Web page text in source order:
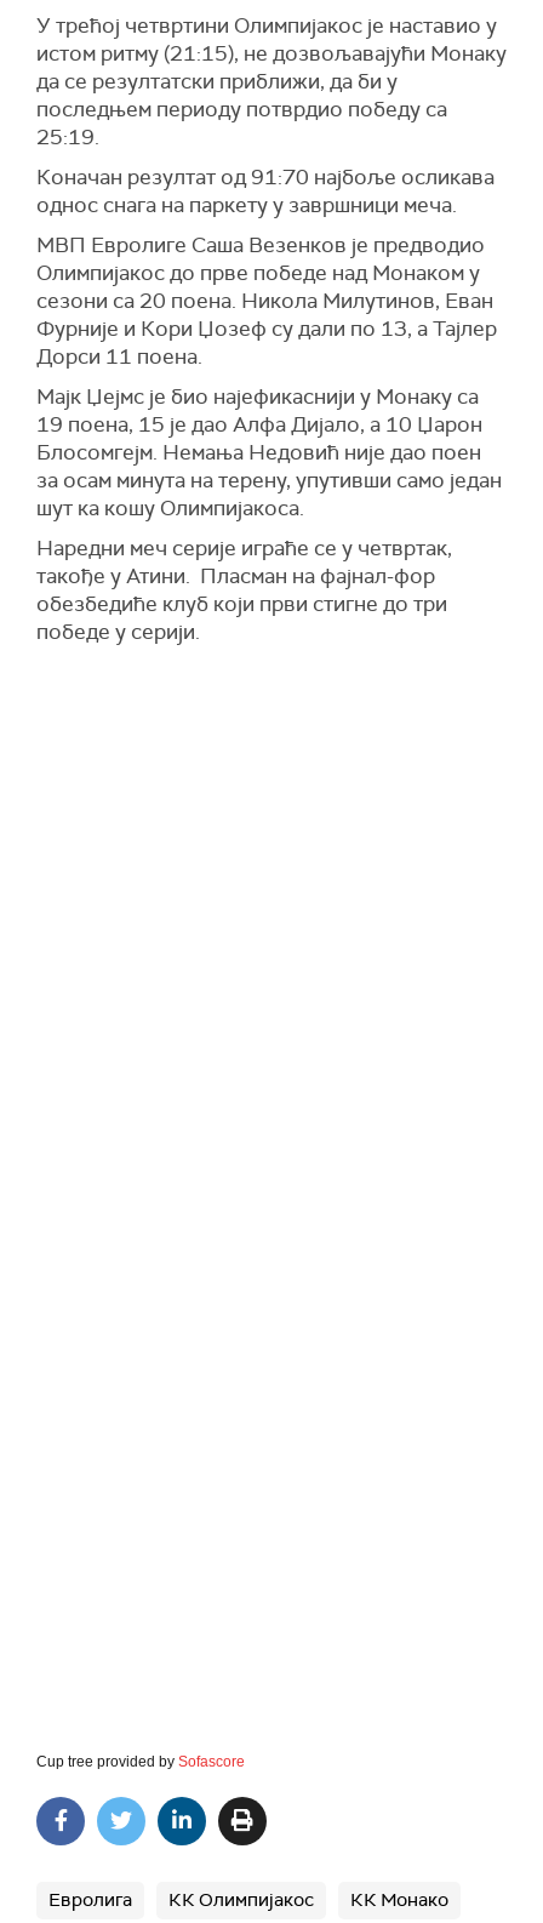
У трећој четвртини Олимпијакос је наставио у
истом ритму (21:15), не дозвољавајући Монаку
да се резултатски приближи, да би у
последњем периоду потврдио победу са
25:19.
Коначан резултат од 91:70 најбоље осликава
однос снага на паркету у завршници меча.
МВП Евролиге Саша Везенков је предводио
Олимпијакос до прве победе над Монаком у
сезони са 20 поена. Никола Милутинов, Еван
Фурније и Кори Џозеф су дали по 13, а Тајлер
Дорси 11 поена.
Мајк Џејмс је био најефикаснији у Монаку са
19 поена, 15 је дао Алфа Дијало, а 10 Џарон
Блосомгејм. Немања Недовић није дао поен
за осам минута на терену, упутивши само један
шут ка кошу Олимпијакоса.
Наредни меч серије играће се у четвртак,
такође у Атини. Пласман на фајнал-фор
обезбедиће клуб који први стигне до три
победе у серији.
Cup tree provided by Sofascore
Евролига КК Олимпијакос КК Монако